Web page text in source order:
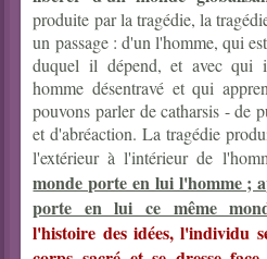
produite par la tragédie, la
un passage : d'un l'homme, qui
duquel il dépend, et avec qui
homme désentravé et qui
pouvons parler de catharsis - de
et d'abréaction. La tragédie
l'extérieur à l'intérieur de
monde porte en lui l'homme ;
porte en lui ce même
l'histoire des idées, l'individu